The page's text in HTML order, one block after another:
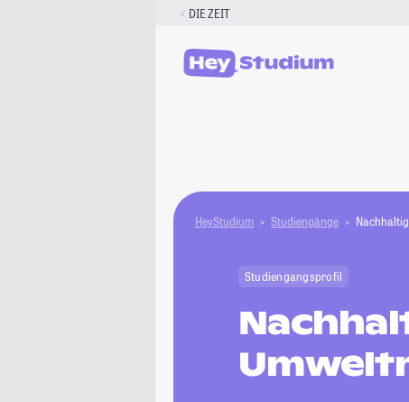
DIE ZEIT
HeyStudium Studiengänge
Studiengangsprofil